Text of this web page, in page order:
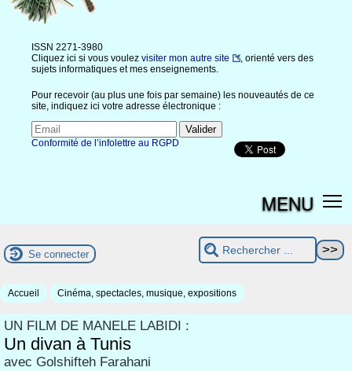
ISSN 2271-3980
Cliquez ici si vous voulez visiter mon autre site
, orienté vers des
sujets informatiques et mes enseignements.
Pour recevoir (au plus une fois par semaine) les nouveautés de ce
site, indiquez ici votre adresse électronique :
Conformité de l’infolettre au RGPD
MENU
Se connecter
Accueil Cinéma, spectacles, musique, expositions
UN FILM DE MANELE LABIDI :
Un divan à Tunis
avec Golshifteh Farahani